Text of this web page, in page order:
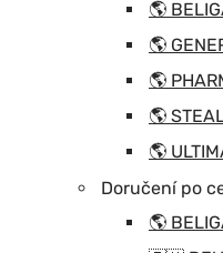
🌎
🌎
🌎
🌎
🌎
Doručení po
🌎